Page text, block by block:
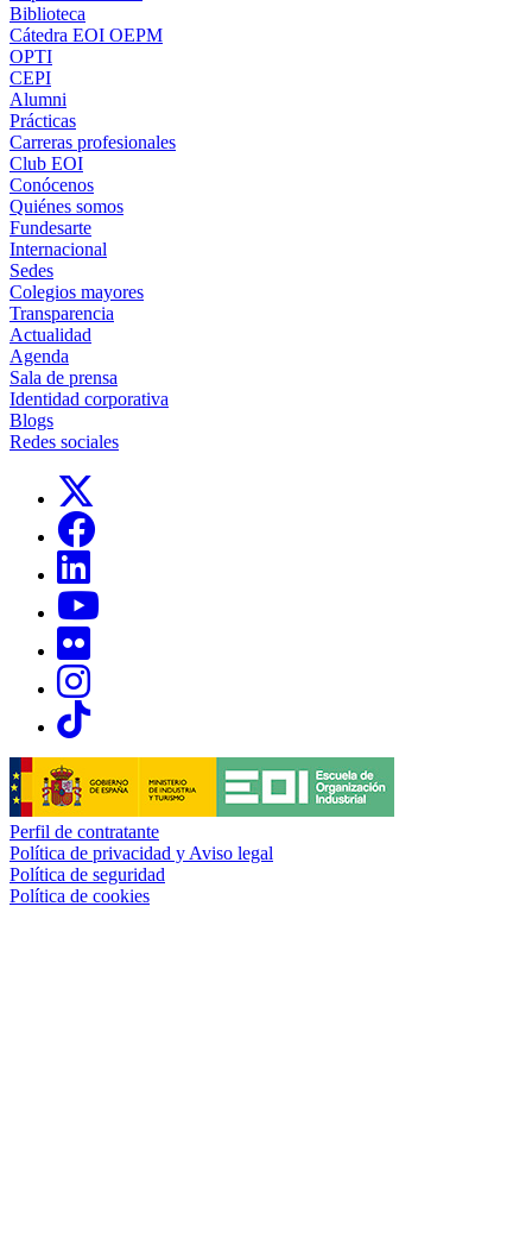
Biblioteca
Cátedra EOI OEPM
OPTI
CEPI
Alumni
Prácticas
Carreras profesionales
Club EOI
Conócenos
Quiénes somos
Fundesarte
Internacional
Sedes
Colegios mayores
Transparencia
Actualidad
Agenda
Sala de prensa
Identidad corporativa
Blogs
Redes sociales
Links, Opens in this window
Links, Opens in this window
Links, Opens in this window
Links, Opens in this window
Links, Opens in this window
Perfil de contratante
Política de privacidad y Aviso legal
Política de seguridad
Política de cookies